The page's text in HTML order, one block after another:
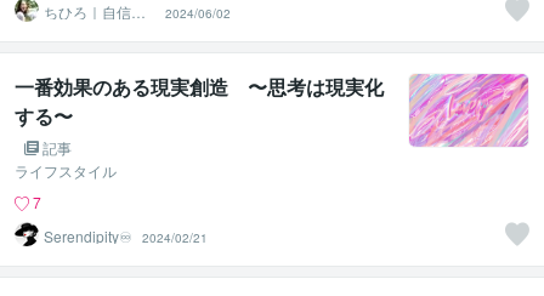
ちひろ｜自信が
持てる生き方を
描くコーチ
2024/06/02
一番効果のある現実創造 〜思考は現実化
する〜
記事
ライフスタイル
7
Serendipity♾️
2024/02/21